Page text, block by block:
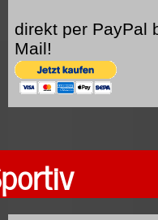
direkt per PayPal
Mail!